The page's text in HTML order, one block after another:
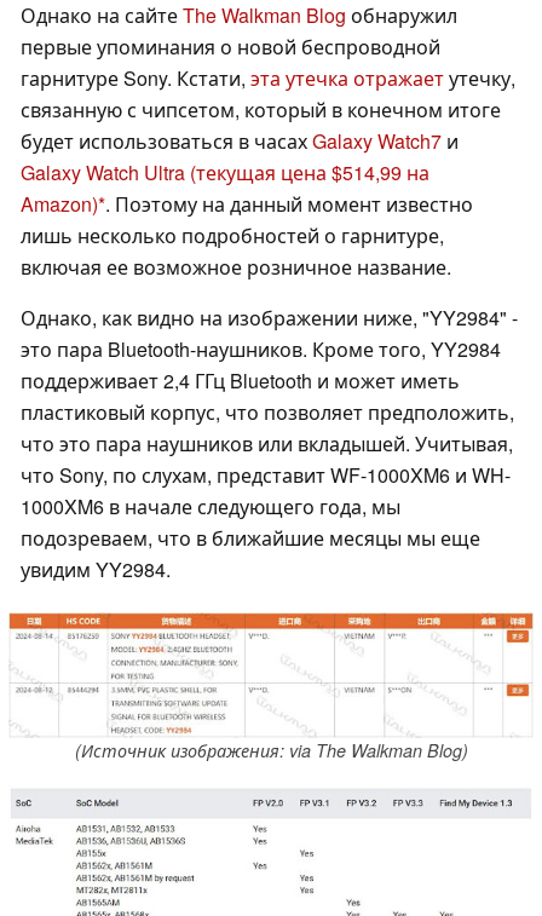
Однако на сайтеThe Walkman Blog обнаружил
первые упоминания о новой беспроводной
гарнитуре Sony. Кстати, эта утечка отражаетутечку,
связанную с чипсетом, который в конечном итоге
будет использоваться в часахGalaxy Watch7 и
Galaxy Watch Ultra (текущая цена $514,99 на
Amazon) . Поэтому на данный момент известно
лишь несколько подробностей о гарнитуре,
включая ее возможное розничное название.
Однако, как видно на изображении ниже, "YY2984" -
это пара Bluetooth-наушников. Кроме того, YY2984
поддерживает 2,4 ГГц Bluetooth и может иметь
пластиковый корпус, что позволяет предположить,
что это пара наушников или вкладышей. Учитывая,
что Sony, по слухам, представит WF-1000XM6 и WH-
1000XM6 в начале следующего года, мы
подозреваем, что в ближайшие месяцы мы еще
увидим YY2984.
(Источник изображения: via The Walkman Blog)